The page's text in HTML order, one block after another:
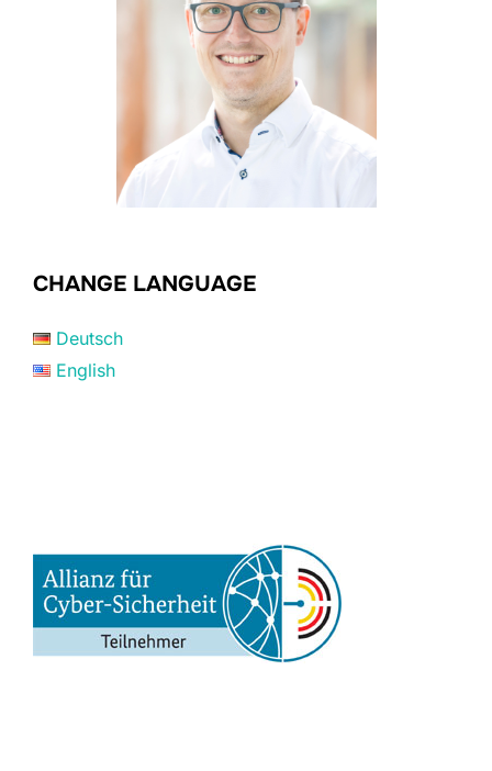
CHANGE LANGUAGE
Deutsch
English